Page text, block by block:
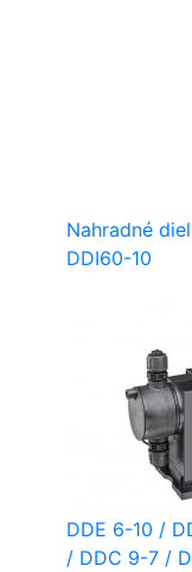
Nahradné
DDI60-10
DDE 6-10 /
/ DDC 9-7 /